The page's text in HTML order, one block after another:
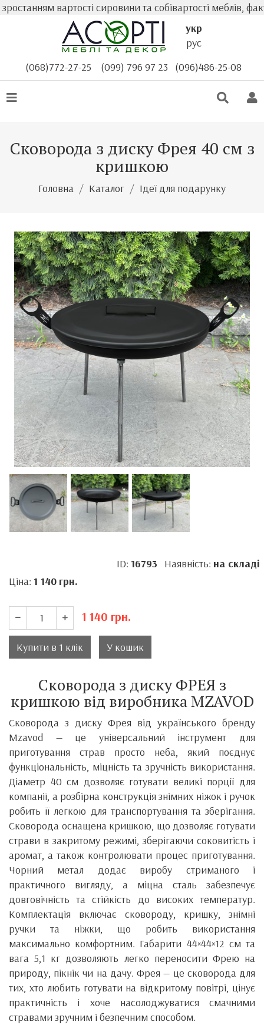
вартості сировини та собівартості меблів,
укр
рус
(068)772-27-25
(099) 796 97 23 (096)486-25-08
Сковорода з диску Фрея 40 см з
кришкою
Головна Каталог Ідеї для подарунку
ID: 16793 Наявність: на складі
Ціна: 1 140 грн.
1 140 грн.
Купити в 1 клік У кошик
Сковорода з диску ФРЕЯ з
кришкою від виробника MZAVOD
Сковорода з диску Фрея від українського бренду
Mzavod — це універсальний інструмент для
приготування страв просто неба, який поєднує
функціональність, міцність та зручність використання.
Діаметр 40 см дозволяє готувати великі порції для
компанії, а розбірна конструкція знімних ніжок і ручок
робить її легкою для транспортування та зберігання.
Сковорода оснащена кришкою, що дозволяє готувати
страви в закритому режимі, зберігаючи соковитість і
аромат, а також контролювати процес приготування.
Чорний метал додає виробу стриманого і
практичного вигляду, а міцна сталь забезпечує
довговічність та стійкість до високих температур.
Комплектація включає сковороду, кришку, знімні
ручки та ніжки, що робить використання
максимально комфортним. Габарити 44×44×12 см та
вага 5,1 кг дозволяють легко переносити Фрею на
природу, пікнік чи на дачу. Фрея — це сковорода для
тих, хто любить готувати на відкритому повітрі, цінує
практичність і хоче насолоджуватися смачними
стравами зручним і безпечним способом.